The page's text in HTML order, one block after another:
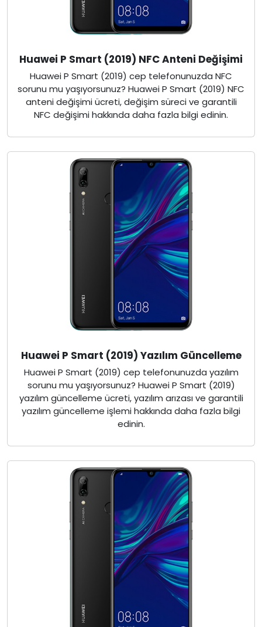
Huawei P Smart (2019) NFC Anteni Değişimi
Huawei P Smart (2019) cep telefonunuzda NFC
sorunu mu yaşıyorsunuz? Huawei P Smart (2019) NFC
anteni değişimi ücreti, değişim süreci ve garantili
NFC değişimi hakkında daha fazla bilgi edinin.
Huawei P Smart (2019) Yazılım Güncelleme
Huawei P Smart (2019) cep telefonunuzda yazılım
sorunu mu yaşıyorsunuz? Huawei P Smart (2019)
yazılım güncelleme ücreti, yazılım arızası ve garantili
yazılım güncelleme işlemi hakkında daha fazla bilgi
edinin.